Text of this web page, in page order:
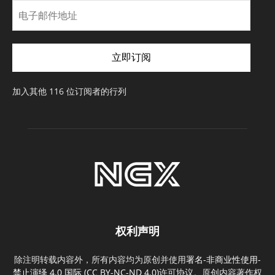
子
邮
件
址
立即订阅
加入其他 116 位订阅者的行列
权利声明
除注明转载内容外，所有内容均为原创并使用署名-非商业性使用-
禁止演绎 4.0 国际 (CC BY-NC-ND 4.0)许可协议。原创内容著作权